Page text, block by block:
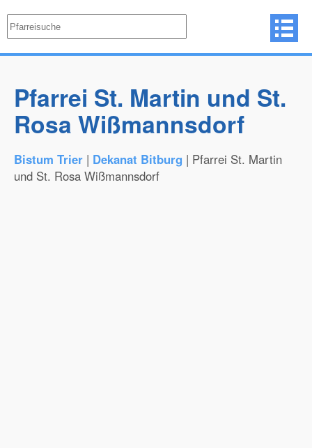
Pfarrei St. Martin und St.
Rosa Wißmannsdorf
Bistum Trier | Dekanat Bitburg | Pfarrei St. Martin
und St. Rosa Wißmannsdorf